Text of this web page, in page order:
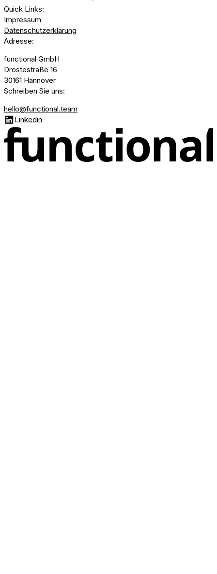
Quick Links:
Impressum
Datenschutzerklärung
Adresse:
functional GmbH
Drostestraße 16
30161 Hannover
Schreiben Sie uns:
hello@functional.team
Linkedin